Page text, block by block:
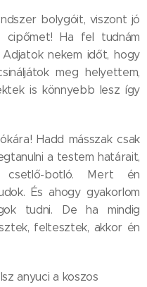
bolygóit, viszont jó
Ha fel tudnám
nekem időt, hogy
meg helyettem,
is könnyebb lesz így
Hadd másszak csak
a testem határait,
csetlő-botló. Mert én
És ahogy gyakorlom
tudni. De ha mindig
feltesztek, akkor én
anyuci a koszos